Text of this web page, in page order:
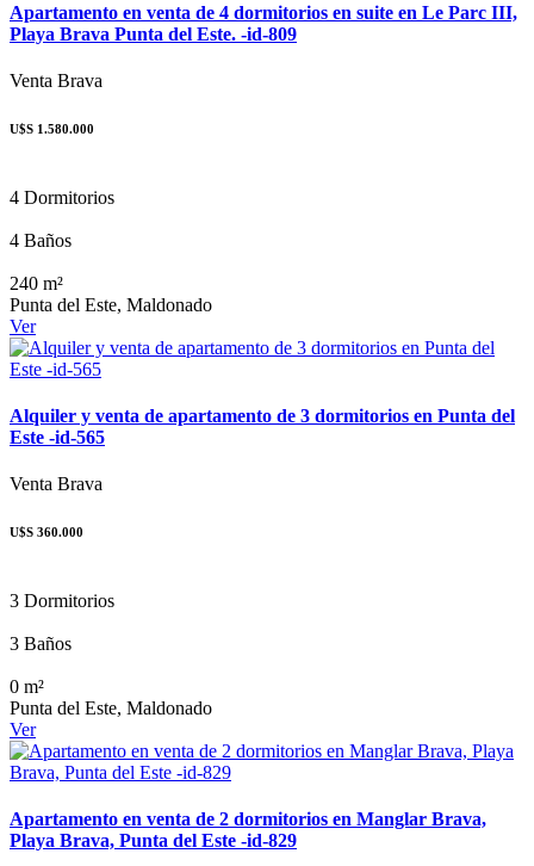
Apartamento en venta de 4 dormitorios en suite en Le Parc III,
Playa Brava Punta del Este. -id-809
Venta Brava
U$S 1.580.000
4 Dormitorios
4 Baños
240 m²
Punta del Este, Maldonado
Ver
Alquiler y venta de apartamento de 3 dormitorios en Punta del
Este -id-565
Venta Brava
U$S 360.000
3 Dormitorios
3 Baños
0 m²
Punta del Este, Maldonado
Ver
Apartamento en venta de 2 dormitorios en Manglar Brava,
Playa Brava, Punta del Este -id-829